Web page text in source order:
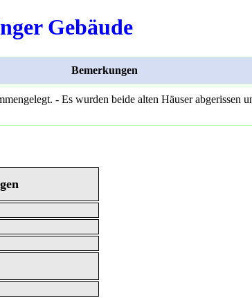
Gebäude
Bemerkungen
- Es wurden beide alten Häuser abgerissen